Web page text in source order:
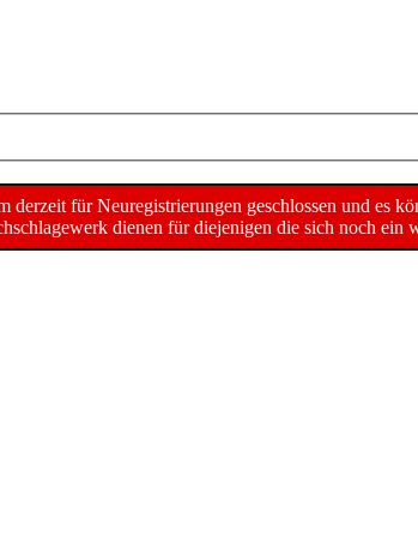
für Neuregistrierungen geschlossen und es
dienen für diejenigen die sich noch ein